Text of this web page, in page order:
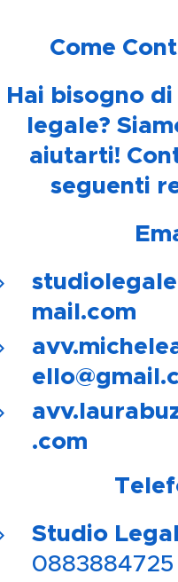
Come
Hai bisogno
legale?
aiutarti!
seguenti
mail.com
.com
Studio
0883884725